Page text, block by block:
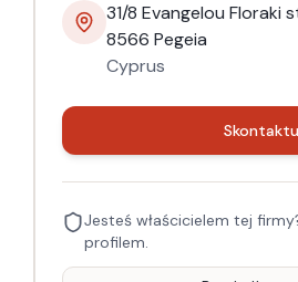
31/8 Evangelou Floraki
8566 Pegeia
Cyprus
Jesteś właścicielem tej
profilem.